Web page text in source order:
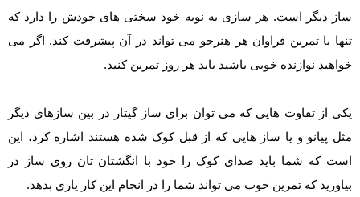
ساز دیگر است. هر سازی به نوبه خود سختی های خودش را دارد که
تنها با تمرین فراوان هر هنرجو می تواند در آن پیشرفت کند. اگر می
خواهید نوازنده خوبی باشید باید هر روز تمرین کنید.
یکی از تفاوت هایی که می توان برای ساز گیتار در بین سازهای دیگر
مثل پیانو و یا ساز هایی که از قبل کوک شده هستند اشاره کرد، این
است که شما باید صدای کوک را خود با انگشتان تان روی ساز در
بیاورید که تمرین خوب می تواند شما را در انجام این کار یاری بدهد.